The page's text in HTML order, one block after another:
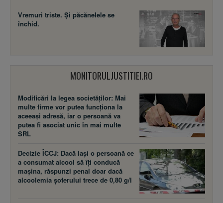
Vremuri triste. Şi păcănelele se
închid.
MONITORULJUSTITIEI.RO
Modificări la legea societăţilor: Mai
multe firme vor putea funcţiona la
aceeaşi adresă, iar o persoană va
putea fi asociat unic în mai multe
SRL
Decizie ÎCCJ: Dacă laşi o persoană ce
a consumat alcool să îţi conducă
maşina, răspunzi penal doar dacă
alcoolemia şoferului trece de 0,80 g/l